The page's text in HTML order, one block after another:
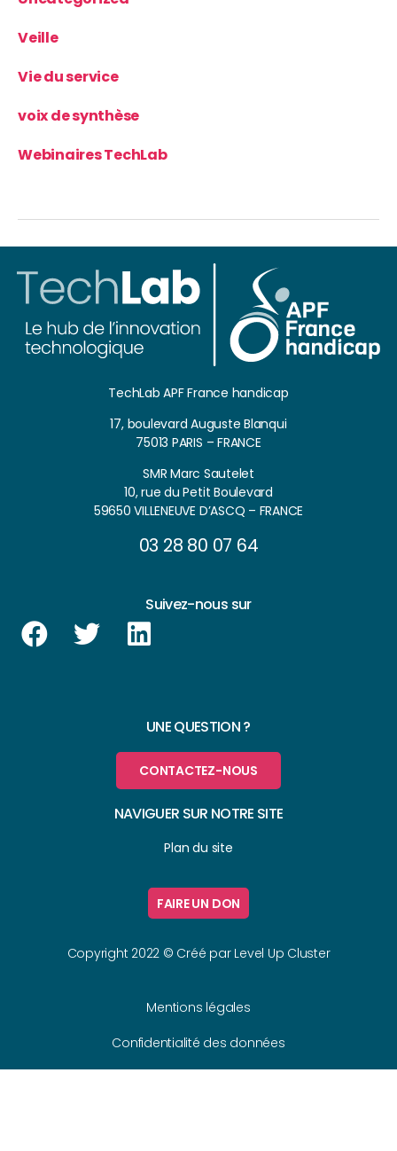
Veille
Vie du service
voix de synthèse
Webinaires TechLab
TechLab APF France handicap
17, boulevard Auguste Blanqui
75013 PARIS – FRANCE
SMR Marc Sautelet
10, rue du Petit Boulevard
59650 VILLENEUVE D’ASCQ – FRANCE
03 28 80 07 64
Suivez-nous sur
UNE QUESTION ?
CONTACTEZ-NOUS
NAVIGUER SUR NOTRE SITE
Plan du site
FAIRE UN DON
Copyright 2022 © Créé par Level Up Cluster
Mentions légales
Confidentialité des données